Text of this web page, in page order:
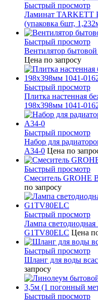
Быстрый просмотр
Ламинат TARKETT
(упаковка 6шт,
Быстрый просмотр
Вентилятор
Цена по запросу
Быстрый просмотр
Плитка настенная
198x398мм 1041-
Быстрый просмотр
Набор для
A34-0 Цена по
Быстрый просмотр
Смеситель GROHE
по запросу
Быстрый просмотр
Лампа
G1TV80ELC Цена
Быстрый просмотр
Шланг для воды
запросу
Быстрый просмотр